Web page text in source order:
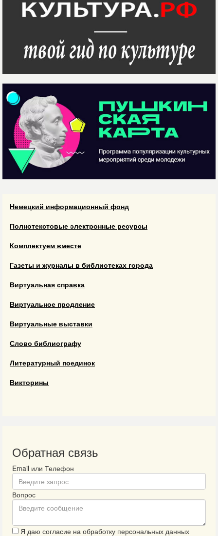
Немецкий информационный фонд
Полнотекстовые электронные ресурсы
Комплектуем вместе
Газеты и журналы в библиотеках города
Виртуальная справка
Виртуальное продление
Виртуальные выставки
Слово библиографу
Литературный поединок
Викторины
Обратная связь
Email или Телефон
Вопрос
Я даю согласие на обработку персональных данных